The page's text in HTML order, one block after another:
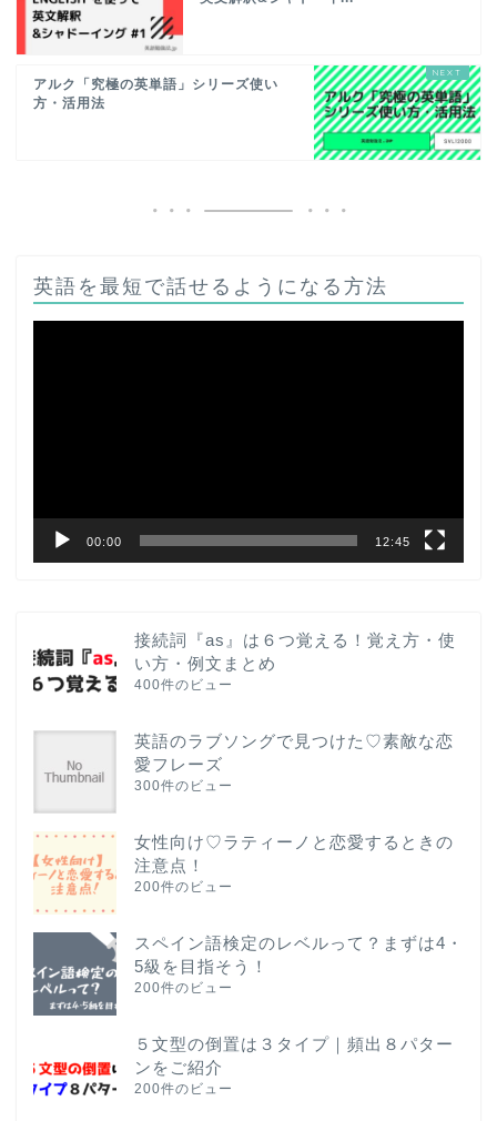
アルク「究極の英単語」シリーズ使い
方・活用法
英語を最短で話せるようになる方法
00:00 12:45
接続詞『as』は６つ覚える！覚え方・使
い方・例文まとめ
400件のビュー
英語のラブソングで見つけた♡素敵な恋
愛フレーズ
300件のビュー
女性向け♡ラティーノと恋愛するときの
注意点！
200件のビュー
スペイン語検定のレベルって？まずは4・
5級を目指そう！
200件のビュー
５文型の倒置は３タイプ｜頻出８パター
ンをご紹介
200件のビュー